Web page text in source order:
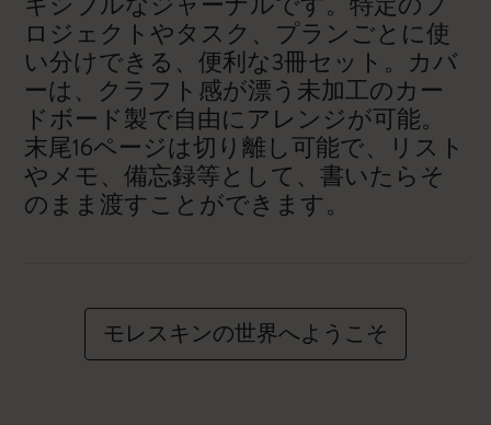
ロジェクトやタスク、プランごとに使
い分けできる、便利な3冊セット。カバ
ーは、クラフト感が漂う未加工のカー
ドボード製で自由にアレンジが可能。
末尾16ページは切り離し可能で、リスト
やメモ、備忘録等として、書いたらそ
のまま渡すことができます。
モレスキンの世界へようこそ